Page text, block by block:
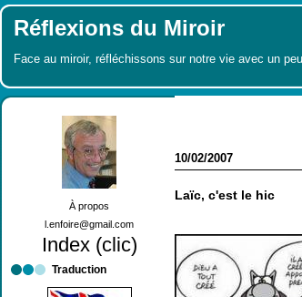
Réflexions du Miroir
Face au miroir, réfléchissons sur notre vie avec un
À propos
l.enfoire@gmail.com
Index (clic)
Traduction
10/02/2007
Laïc, c'est le hic